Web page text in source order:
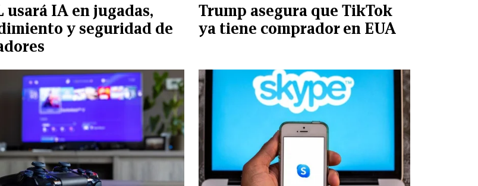
usará IA en jugadas,
y seguridad de
Trump asegura que TikTok
ya tiene comprador en EUA